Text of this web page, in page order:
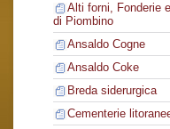
Alti forni, Fonderie
di Piombino
Ansaldo Cogne
Ansaldo Coke
Breda siderurgica
Cementerie